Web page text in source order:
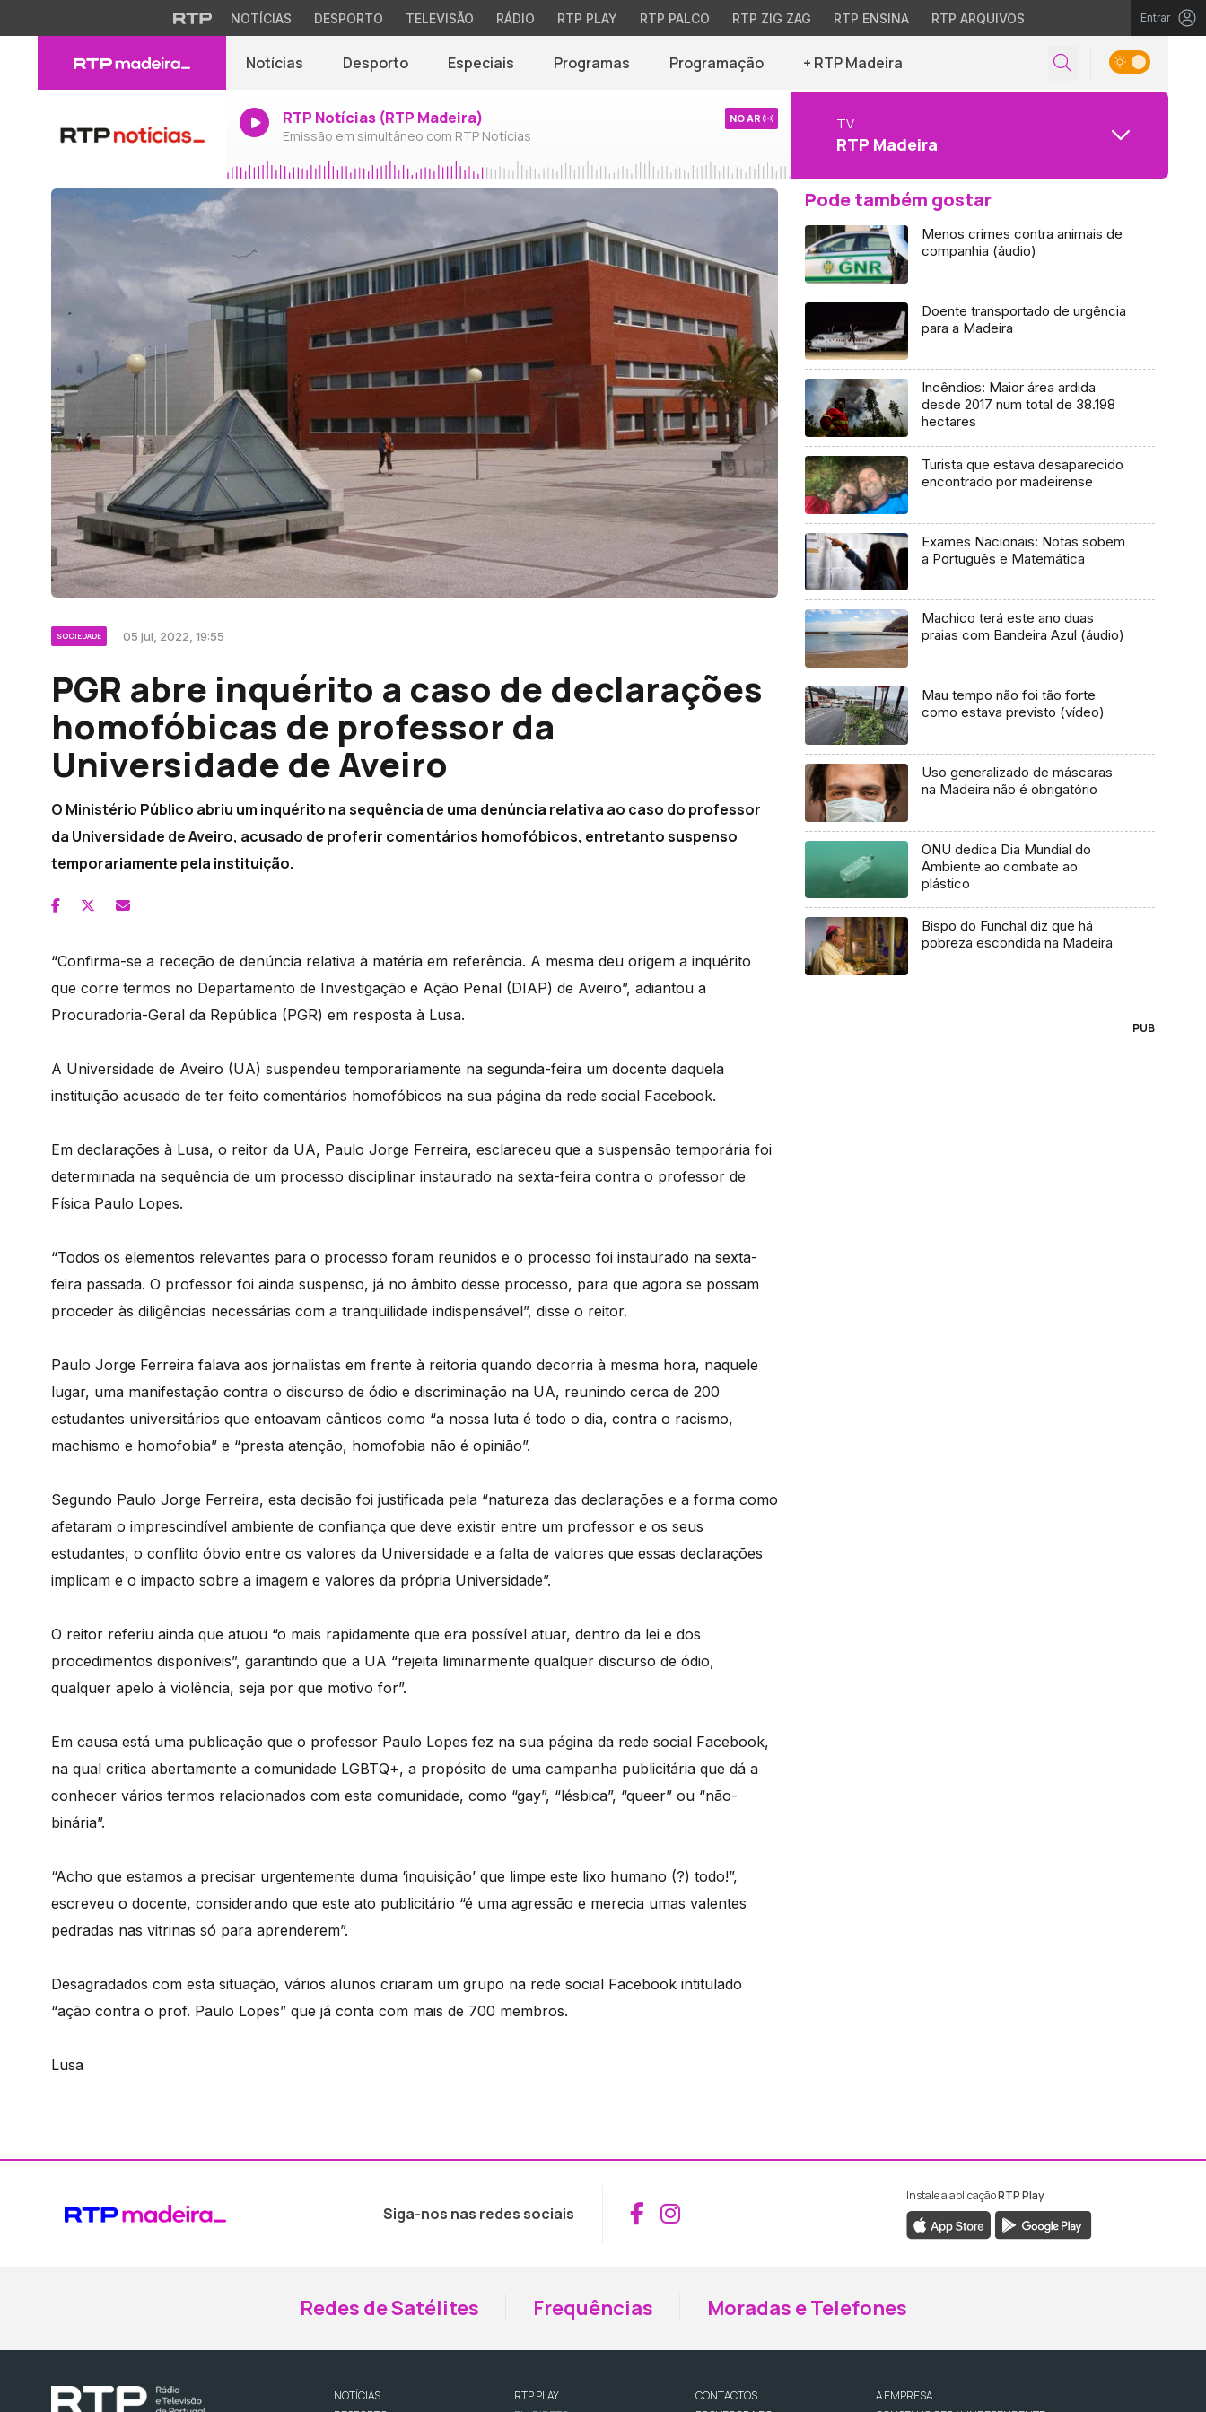
NOTÍCIAS DESPORTO TELEVISÃO RÁDIO RTP PLAY RTP PALCO RTP ZIG ZAG RTP ENSINA RTP ARQUIVOS Entrar
Notícias Desporto Especiais Programas Programação + RTP Madeira
RTP Notícias (RTP Madeira)
Emissão em simultâneo com RTP Notícias
NO AR TV
RTP Madeira
SOCIEDADE 05 jul, 2022, 19:55
PGR abre inquérito a caso de declarações
homofóbicas de professor da
Universidade de Aveiro
O Ministério Público abriu um inquérito na sequência de uma denúncia relativa ao caso do professor
da Universidade de Aveiro, acusado de proferir comentários homofóbicos, entretanto suspenso
temporariamente pela instituição.
“Confirma-se a receção de denúncia relativa à matéria em referência. A mesma deu origem a inquérito
que corre termos no Departamento de Investigação e Ação Penal (DIAP) de Aveiro”, adiantou a
Procuradoria-Geral da República (PGR) em resposta à Lusa.
A Universidade de Aveiro (UA) suspendeu temporariamente na segunda-feira um docente daquela
instituição acusado de ter feito comentários homofóbicos na sua página da rede social Facebook.
Em declarações à Lusa, o reitor da UA, Paulo Jorge Ferreira, esclareceu que a suspensão temporária foi
determinada na sequência de um processo disciplinar instaurado na sexta-feira contra o professor de
Física Paulo Lopes.
“Todos os elementos relevantes para o processo foram reunidos e o processo foi instaurado na sexta-
feira passada. O professor foi ainda suspenso, já no âmbito desse processo, para que agora se possam
proceder às diligências necessárias com a tranquilidade indispensável”, disse o reitor.
Paulo Jorge Ferreira falava aos jornalistas em frente à reitoria quando decorria à mesma hora, naquele
lugar, uma manifestação contra o discurso de ódio e discriminação na UA, reunindo cerca de 200
estudantes universitários que entoavam cânticos como “a nossa luta é todo o dia, contra o racismo,
machismo e homofobia” e “presta atenção, homofobia não é opinião”.
Segundo Paulo Jorge Ferreira, esta decisão foi justificada pela “natureza das declarações e a forma como
afetaram o imprescindível ambiente de confiança que deve existir entre um professor e os seus
estudantes, o conflito óbvio entre os valores da Universidade e a falta de valores que essas declarações
implicam e o impacto sobre a imagem e valores da própria Universidade”.
O reitor referiu ainda que atuou “o mais rapidamente que era possível atuar, dentro da lei e dos
procedimentos disponíveis”, garantindo que a UA “rejeita liminarmente qualquer discurso de ódio,
qualquer apelo à violência, seja por que motivo for”.
Em causa está uma publicação que o professor Paulo Lopes fez na sua página da rede social Facebook,
na qual critica abertamente a comunidade LGBTQ+, a propósito de uma campanha publicitária que dá a
conhecer vários termos relacionados com esta comunidade, como “gay”, “lésbica”, “queer” ou “não-
binária”.
“Acho que estamos a precisar urgentemente duma ‘inquisição’ que limpe este lixo humano (?) todo!”,
escreveu o docente, considerando que este ato publicitário “é uma agressão e merecia umas valentes
pedradas nas vitrinas só para aprenderem”.
Desagradados com esta situação, vários alunos criaram um grupo na rede social Facebook intitulado
“ação contra o prof. Paulo Lopes” que já conta com mais de 700 membros.
Lusa
Pode também gostar
Menos crimes contra animais de
companhia (áudio)
Doente transportado de urgência
para a Madeira
Incêndios: Maior área ardida
desde 2017 num total de 38.198
hectares
Turista que estava desaparecido
encontrado por madeirense
Exames Nacionais: Notas sobem
a Português e Matemática
Machico terá este ano duas
praias com Bandeira Azul (áudio)
Mau tempo não foi tão forte
como estava previsto (vídeo)
Uso generalizado de máscaras
na Madeira não é obrigatório
ONU dedica Dia Mundial do
Ambiente ao combate ao
plástico
Bispo do Funchal diz que há
pobreza escondida na Madeira
PUB
Siga-nos nas redes sociais Aceder ao Facebook da RTP Madeira
Aceder ao Instagram da RTP Madeira
Instale a aplicaçãoRTP Play
Redes de Satélites Frequências Moradas e Telefones
NOTÍCIAS
RTP PLAY
CONTACTOS
A EMPRESA